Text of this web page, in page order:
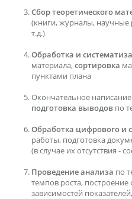
Сбор теоретического
(книги, журналы, научные
т.д.)
Обработка и
материала,сортировка
пунктами плана
Окончательное написание
подготовка выводов по
Обработка цифрового и
работы, подготовка
(в случае их отсутствия -
Проведение анализа по
темпов роста,
зависимостей